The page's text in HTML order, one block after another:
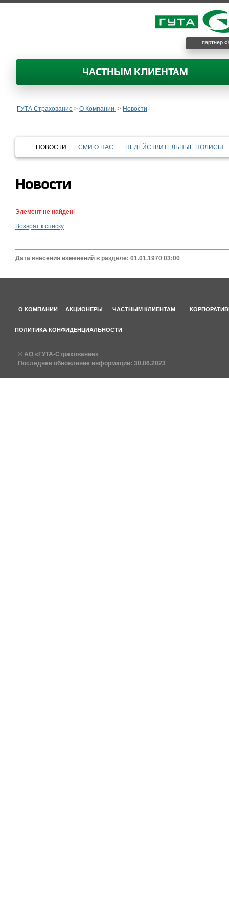
партнер
ЧАСТНЫМ КЛИЕНТАМ
ГУТА Страхование > О Компании > Новости
НОВОСТИ СМИ О НАС НЕДЕЙСТВИТЕЛЬНЫЕ ПОЛИСЫ
Новости
Элемент не найден!
Возврат к списку
Дата внесения изменений в разделе: 01.01.1970 03:00
О КОМПАНИИ АКЦИОНЕРЫ ЧАСТНЫМ КЛИЕНТАМ
ПОЛИТИКА КОНФИДЕНЦИАЛЬНОСТИ
© АО «ГУТА-Страхование»
Последнее обновление информации: 30.06.2023